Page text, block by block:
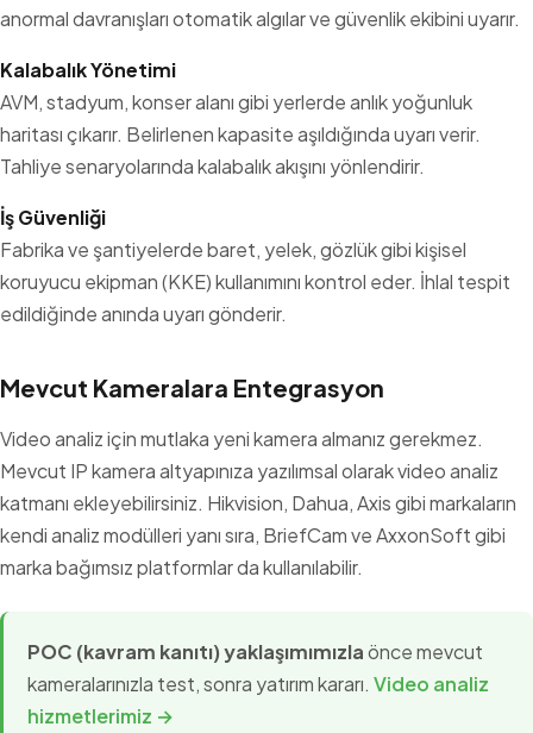
anormal davranışları otomatik algılar ve güvenlik ekibini uyarır.
Kalabalık Yönetimi
AVM, stadyum, konser alanı gibi yerlerde anlık yoğunluk
haritası çıkarır. Belirlenen kapasite aşıldığında uyarı verir.
Tahliye senaryolarında kalabalık akışını yönlendirir.
İş Güvenliği
Fabrika ve şantiyelerde baret, yelek, gözlük gibi kişisel
koruyucu ekipman (KKE) kullanımını kontrol eder. İhlal tespit
edildiğinde anında uyarı gönderir.
Mevcut Kameralara Entegrasyon
Video analiz için mutlaka yeni kamera almanız gerekmez.
Mevcut IP kamera altyapınıza yazılımsal olarak video analiz
katmanı ekleyebilirsiniz. Hikvision, Dahua, Axis gibi markaların
kendi analiz modülleri yanı sıra, BriefCam ve AxxonSoft gibi
marka bağımsız platformlar da kullanılabilir.
POC (kavram kanıtı) yaklaşımımızlaönce mevcut
kameralarınızla test, sonra yatırım kararı. Video analiz
hizmetlerimiz →